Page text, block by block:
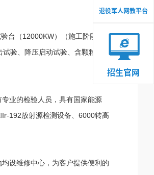
台（12000KW）（施工阶段）。
验、降压启动试验、含颗粒杂质
业的检验人员，具有国家能源
192放射源检测设备、6000转高
设维修中心，为客户提供便利的
退役军人网教平台
招生官网